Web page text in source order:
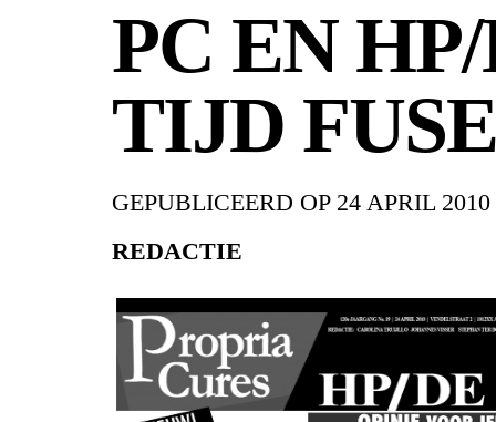
PC EN
TIJD
GEPUBLICEERD OP 24 APRIL 2010
REDACTIE